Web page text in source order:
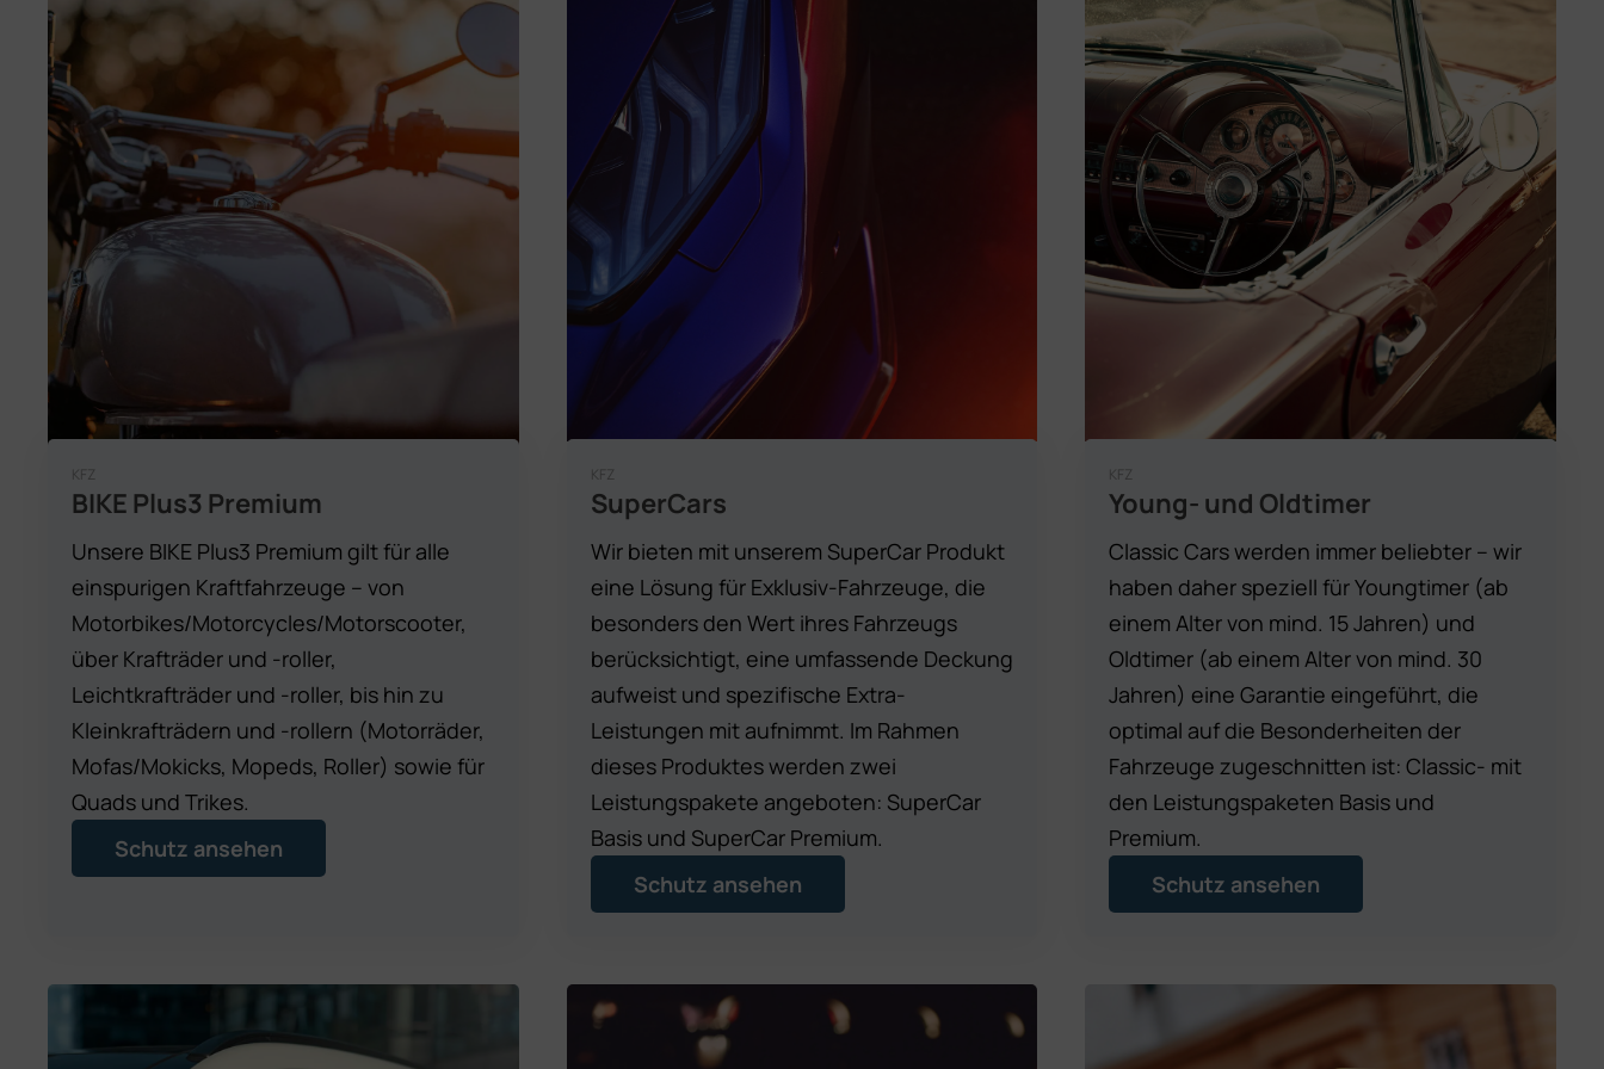
KFZ
BIKE Plus3 Premium
Unsere BIKE Plus3 Premium gilt für alle
einspurigen Kraftfahrzeuge – von
Motorbikes/Motorcycles/Motorscooter,
über Krafträder und -roller,
Leichtkrafträder und -roller, bis hin zu
Kleinkrafträdern und -rollern (Motorräder,
Mofas/Mokicks, Mopeds, Roller) sowie für
Quads und Trikes.
Schutz ansehen
KFZ
SuperCars
Wir bieten mit unserem SuperCar Produkt
eine Lösung für Exklusiv-Fahrzeuge, die
besonders den Wert ihres Fahrzeugs
berücksichtigt, eine umfassende Deckung
aufweist und spezifische Extra-
Leistungen mit aufnimmt. Im Rahmen
dieses Produktes werden zwei
Leistungspakete angeboten: SuperCar
Basis und SuperCar Premium.
Schutz ansehen
KFZ
Young- und Oldtimer
Classic Cars werden immer beliebter – wir
haben daher speziell für Youngtimer (ab
einem Alter von mind. 15 Jahren) und
Oldtimer (ab einem Alter von mind. 30
Jahren) eine Garantie eingeführt, die
optimal auf die Besonderheiten der
Fahrzeuge zugeschnitten ist: Classic- mit
den Leistungspaketen Basis und
Premium.
Schutz ansehen